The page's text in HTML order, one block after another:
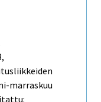
marraskuu